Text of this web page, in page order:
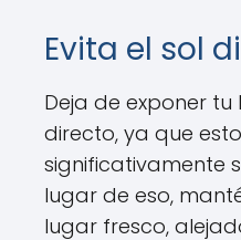
Evita el sol
Deja de exponer
directo, ya que
significativamente
lugar de eso,
lugar fresco,